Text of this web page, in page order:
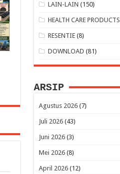
LAIN-LAIN (150)
HEALTH CARE PRODUCTS
RESENTIE (8)
DOWNLOAD (81)
ARSIP
Agustus 2026(7)
Juli 2026(43)
Juni 2026(3)
Mei 2026(8)
April 2026(12)